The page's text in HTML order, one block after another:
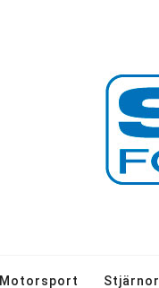
Motorsport Stjärnor